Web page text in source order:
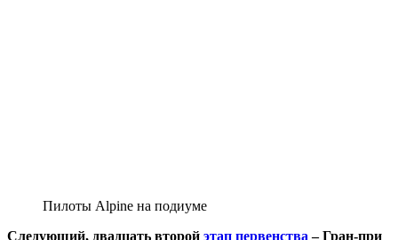
Пилоты Alpine на подиуме
Следующий, двадцать второй этап первенства– Гран-при